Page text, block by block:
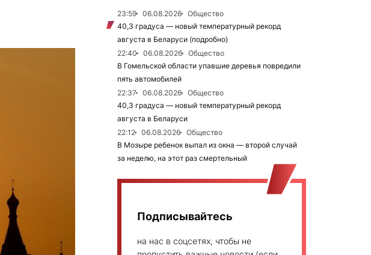
23:59 06.08.2026
Общество
40,3 градуса — новый температурный рекорд
августа в Беларуси (подробно)
22:40
06.08.2026
Общество
В Гомельской области упавшие деревья повредили
пять автомобилей
22:37
06.08.2026
Общество
40,3 градуса — новый температурный рекорд
августа в Беларуси
22:12
06.08.2026
Общество
В Мозыре ребенок выпал из окна — второй случай
за неделю, на этот раз смертельный
Подписывайтесь
на нас в соцсетях, чтобы не